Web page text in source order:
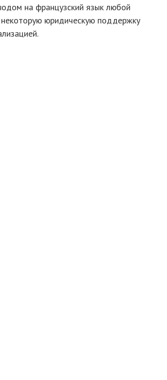
на французский язык любой
юридическую поддержку